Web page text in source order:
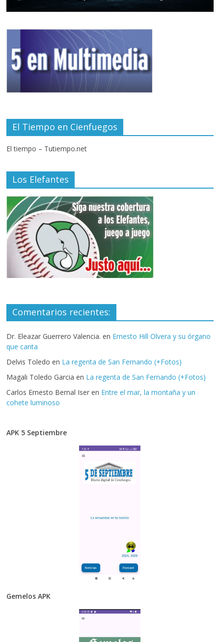
El Tiempo en Cienfuegos
El tiempo – Tutiempo.net
Los Elefantes
Comentarios recientes:
Dr. Eleazar Guerrero Valencia. en Ernesto Hill Olvera y su órgano
que canta
Delvis Toledo en La regenta de San Fernando (+Fotos)
Magali Toledo Garcia en La regenta de San Fernando (+Fotos)
Carlos Ernesto Bernal Iser en Entre el mar, la montaña y un
cohete luminoso
APK 5 Septiembre
Gemelos APK